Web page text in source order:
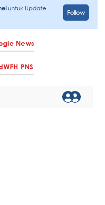
untuk Update
Follow
News
WFH PNS